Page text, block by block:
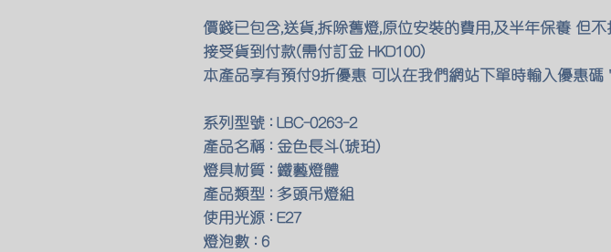
價錢已包含,送貨,拆除舊燈,原位安裝的費用,及半年保養 但
接受貨到付款(需付訂金 HKD100)
本產品享有預付9折優惠 可以在我們網站下單時輸入優惠碼
系列型號 : LBC-0263-2
產品名稱 : 金色長斗(琥珀)
燈具材質 : 鐵藝燈體
產品類型 : 多頭吊燈組
使用光源 : E27
燈泡數 : 6